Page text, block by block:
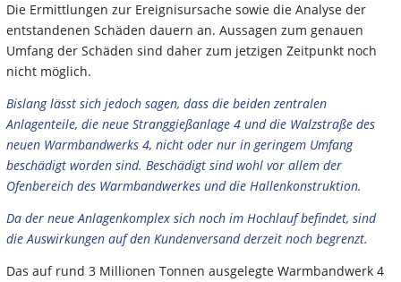
Die Ermittlungen zur Ereignisursache sowie die Analyse der
entstandenen Schäden dauern an. Aussagen zum genauen
Umfang der Schäden sind daher zum jetzigen Zeitpunkt noch
nicht möglich.
Bislang lässt sich jedoch sagen, dass die beiden zentralen
Anlagenteile, die neue Stranggießanlage 4 und die Walzstraße des
neuen Warmbandwerks 4, nicht oder nur in geringem Umfang
beschädigt worden sind. Beschädigt sind wohl vor allem der
Ofenbereich des Warmbandwerkes und die Hallenkonstruktion.
Da der neue Anlagenkomplex sich noch im Hochlauf befindet, sind
die Auswirkungen auf den Kundenversand derzeit noch begrenzt.
Das auf rund 3 Millionen Tonnen ausgelegte Warmbandwerk 4